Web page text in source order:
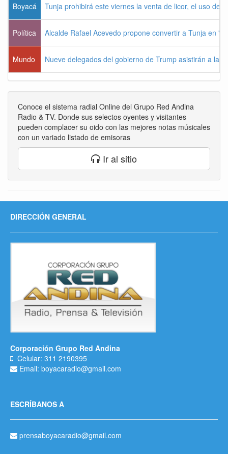
Boyacá Tunja prohibirá este viernes la venta de licor, el uso de
Política Alcalde Rafael Acevedo propone convertir a Tunja en
Mundo Nueve delegados del gobierno de Trump asistirán a la
Conoce el sistema radial Online del Grupo Red Andina
Radio & TV. Donde sus selectos oyentes y visitantes
pueden complacer su oido con las mejores notas músicales
con un variado listado de emisoras
Ir al sitio
DIRECCIÓN GENERAL
Corporación Grupo Red Andina
Celular: 311 2190395
Email: boyacaradio@gmail.com
ESCRÍBANOS A
prensaboyacaradio@gmail.com